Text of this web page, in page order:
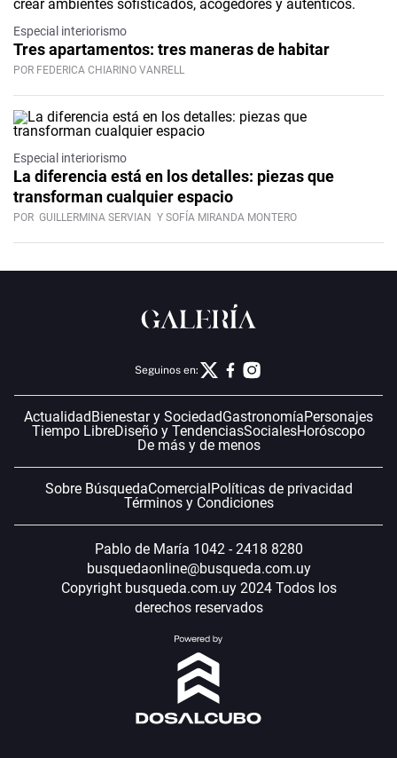
Especial interiorismo
Tres apartamentos: tres maneras de habitar
POR FEDERICA CHIARINO VANRELL
Especial interiorismo
La diferencia está en los detalles: piezas que
transforman cualquier espacio
POR GUILLERMINA SERVIAN Y SOFÍA MIRANDA MONTERO
Seguinos en:
Actualidad Bienestar y SociedadGastronomíaPersonajes
Tiempo LibreDiseño y TendenciasSocialesHoróscopo
De más y de menos
Sobre BúsquedaComercial Políticas de privacidad
Términos y Condiciones
Pablo de María 1042 - 2418 8280
busquedaonline@busqueda.com.uy
Copyright busqueda.com.uy 2024 Todos los
derechos reservados